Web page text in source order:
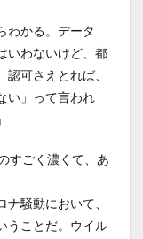
わかる。データ
いわないけど、都
可さえとれば、
い」って言われ
」
すごく濃くて、あ
騒動において、
うことだ。ウイル